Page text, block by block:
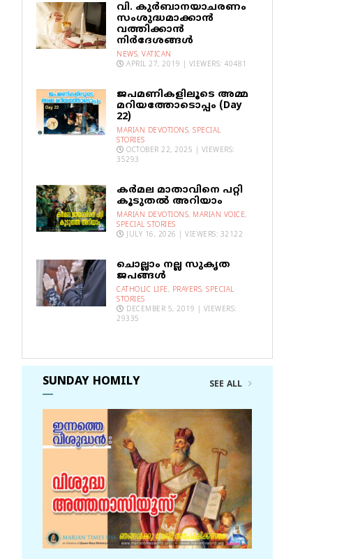
വി. കുര്‍ബാനയാചരണം
സംശുദ്ധമാക്കാന്‍
വത്തിക്കാന്‍
നിര്‍ദേശങ്ങള്‍
NEWS, VATICAN
APRIL 27, 2019 | VIEWERS: 40481
ജപമണികളിലൂടെ അമ്മ
മറിയത്തോടൊപ്പം (Day
22)
MARIAN DEVOTIONS, SPECIAL
STORIES
OCTOBER 22, 2025 | VIEWERS:
35293
കര്‍മല മാതാവിനെ പറ്റി
കൂടുതല്‍ അറിയാം
MARIAN DEVOTIONS, MARIAN VOICE,
SPECIAL STORIES
JULY 16, 2026 | VIEWERS: 32122
ചൊല്ലാം നല്ല സുകൃത
ജപങ്ങൾ
CATHOLIC LIFE, PRAYERS, SPECIAL
STORIES
DECEMBER 5, 2019 | VIEWERS:
29335
SUNDAY HOMILY SEE ALL